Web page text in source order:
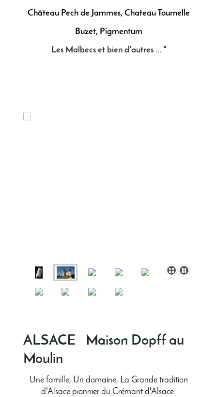
Château Pech de Jammes, Chateau Tournelle
Buzet, Pigmentum
Les Malbecs et bien d'autres ... "
ALSACE Maison Dopff au
Moulin
Une famille, Un domaine, La Grande tradition
d'Alsace pionnier du Crémant d'Alsace.